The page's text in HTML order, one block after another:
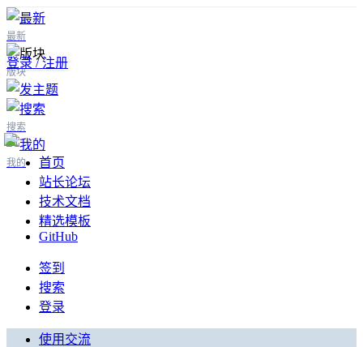
最新
版块
搜索
我的
登录 / 注册
首页
站长论坛
技术文档
精选模板
GitHub
签到
搜索
登录
使用交流